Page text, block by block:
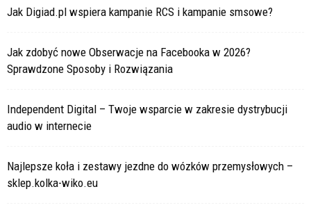
Jak Digiad.pl wspiera kampanie RCS i kampanie smsowe?
Jak zdobyć nowe Obserwacje na Facebooka w 2026?
Sprawdzone Sposoby i Rozwiązania
Independent Digital – Twoje wsparcie w zakresie dystrybucji
audio w internecie
Najlepsze koła i zestawy jezdne do wózków przemysłowych –
sklep.kolka-wiko.eu